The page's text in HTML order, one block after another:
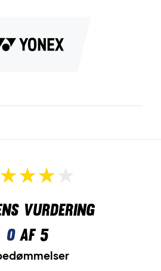
vurdering
0af 5